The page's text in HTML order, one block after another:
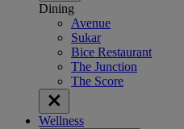
Dining
Avenue
Sukar
Bice Restaurant
The Junction
The Score
Wellness